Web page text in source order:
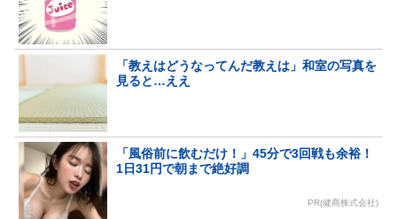
「教えはどうなってんだ教えは」和室の写真を
見ると…ええ
「風俗前に飲むだけ！」45分で3回戦も余裕！
1日31円で朝まで絶好調
PR(健商株式会社)